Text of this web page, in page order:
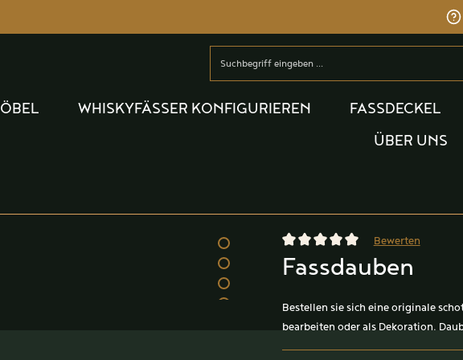
WHISKYFÄSSER KONFIGURIEREN FASSDECKEL
ÜBER UNS
Durchschnittliche Bewertung von 0
Bewerten
Fassdauben
Bestellen sie sich eine originale
bearbeiten oder als Dekoration.